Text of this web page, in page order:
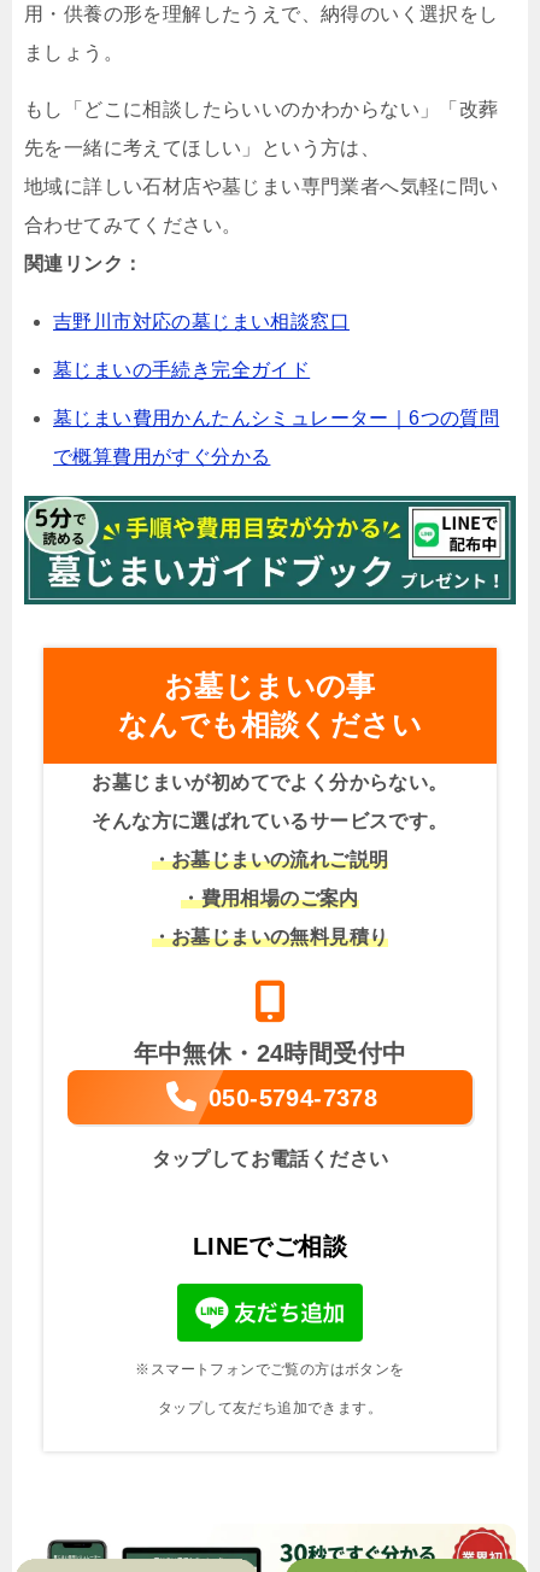
用・供養の形を理解したうえで、納得のいく選択をし
ましょう。
もし「どこに相談したらいいのかわからない」「改葬
先を一緒に考えてほしい」という方は、
地域に詳しい石材店や墓じまい専門業者へ気軽に問い
合わせてみてください。
関連リンク：
吉野川市対応の墓じまい相談窓口
墓じまいの手続き完全ガイド
墓じまい費用かんたんシミュレーター｜6つの質問
で概算費用がすぐ分かる
お墓じまいの事
なんでも相談ください
お墓じまいが初めてでよく分からない。
そんな方に選ばれているサービスです。
・お墓じまいの流れご説明
・費用相場のご案内
・お墓じまいの無料見積り
年中無休・24時間受付中
050-5794-7378
タップしてお電話ください
LINEでご相談
※スマートフォンでご覧の方はボタンを
タップして友だち追加できます。